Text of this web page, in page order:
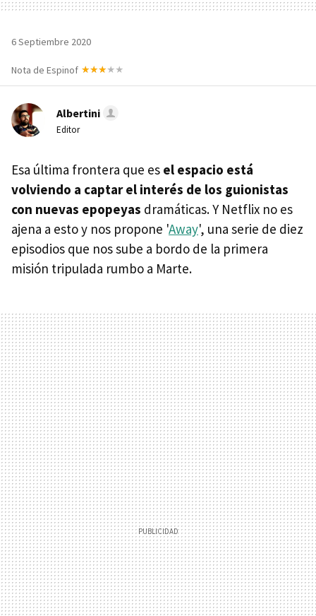
6 Septiembre 2020
Nota de Espinof
Albertini
Editor
Esa última frontera que es el espacio está
volviendo a captar el interés de los guionistas
con nuevas epopeyas dramáticas. Y Netflix no es
ajena a esto y nos propone 'Away', una serie de diez
episodios que nos sube a bordo de la primera
misión tripulada rumbo a Marte.